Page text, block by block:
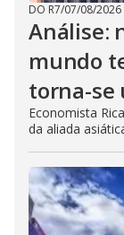
DO R7/07/08/2026
Análise:
mundo
torna-se
Economista
da aliada